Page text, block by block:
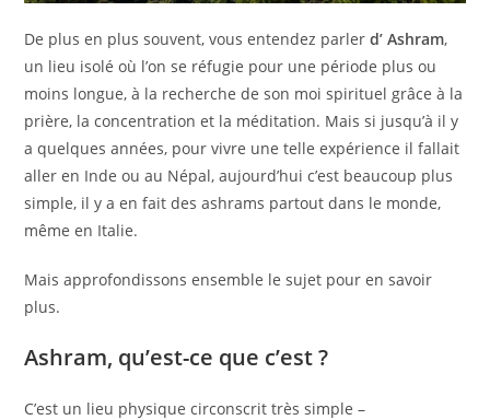
De plus en plus souvent, vous entendez parler d’ Ashram,
un lieu isolé où l’on se réfugie pour une période plus ou
moins longue, à la recherche de son moi spirituel grâce à la
prière, la concentration et la méditation. Mais si jusqu’à il y
a quelques années, pour vivre une telle expérience il fallait
aller en Inde ou au Népal, aujourd’hui c’est beaucoup plus
simple, il y a en fait des ashrams partout dans le monde,
même en Italie.
Mais approfondissons ensemble le sujet pour en savoir
plus.
Ashram, qu’est-ce que c’est ?
C’est un lieu physique circonscrit très simple –